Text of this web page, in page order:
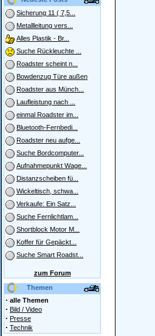
Sicherung 11 ( 7,5...
Metallleitung vers...
Alles Plastik - Br...
Suche Rückleuchte ...
Roadster scheint n...
Bowdenzug Türe außen
Roadster aus Münch...
Laufleistung nach ...
einmal Roadster im...
Bluetooth-Fernbedi...
Roadster neu aufge...
Suche Bordcomputer...
Aufnahmepunkt Wage...
Distanzscheiben fü...
Wickeltisch, schwa...
Verkaufe: Ein Satz...
Suche Fernlichtlam...
Shortblock Motor M...
Koffer für Gepäckt...
Suche Smart Roadst...
zum Forum
Themen
· alle Themen
· Bild / Video
· Presse
· Technik